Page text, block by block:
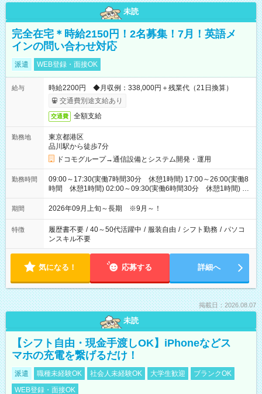
未読
完全在宅＊時給2150円！2名募集！7月！英語メ
インの問い合わせ対応
派遣 WEB登録・面接OK
給与
時給2200円 ◆月収例：338,000円＋残業代（21日換算）
交通費別途支給あり
交通費 全額支給
勤務地
東京都港区
品川駅から徒歩7分
ドコモグループ→通信設備とシステム開発・運用
勤務時間
09:00～17:30(実働7時間30分 休憩1時間) 17:00～26:00(実働8
時間 休憩1時間) 02:00～09:30(実働6時間30分 休憩1時間) ※
日勤は就業時間1/夜勤は就業時間2.3を連続で行って頂きます
期間 2026年09月上旬～長期 ※9月～！
特徴 履歴書不要 / 40～50代活躍中 / 服装自由 / シフト勤務 / パソコ
ンスキル不要
気になる！ 応募する 詳細へ
掲載日：2026.08.07
未読
【シフト自由・現金手渡しOK】iPhoneなどス
マホの充電を繋げるだけ！
派遣 職種未経験OK 社会人未経験OK 大学生歓迎
ブランクOK
WEB登録・面接OK